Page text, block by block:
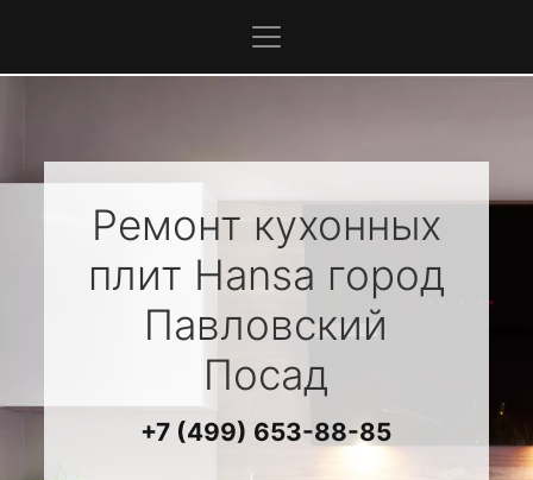
Ремонт кухонных
плит Hansa город
Павловский
Посад
+7 (499) 653-88-85